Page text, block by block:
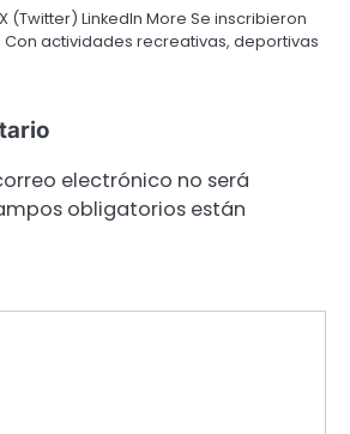
(Twitter) LinkedIn More Se inscribieron
Con actividades recreativas, deportivas
electrónico no será
obligatorios están